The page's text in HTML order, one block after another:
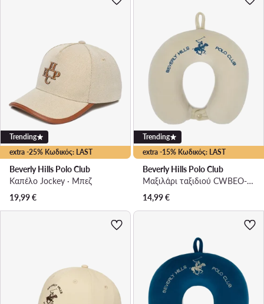
extra -25% Κωδικός: LAST
Trending
Beverly Hills Polo Club
Καπέλο Jockey · Μπεζ
19,99€
extra -15% Κωδικός: LAST
Trending
Beverly Hills Polo Club
Μαξιλάρι ταξιδιού CWBEO-BHPC-UF-003-SS26 Μπεζ
14,99€